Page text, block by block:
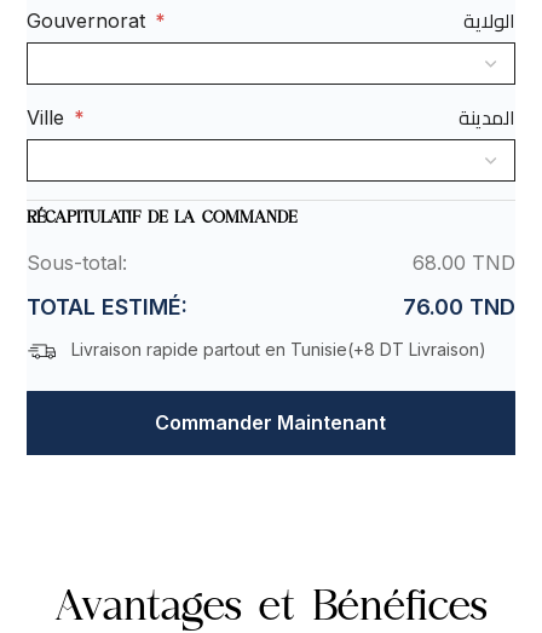
Gouvernorat * الولاية
Ville * المدينة
RÉCAPITULATIF DE LA COMMANDE
Sous-total: 68.00 TND
TOTAL ESTIMÉ: 76.00 TND
Livraison rapide partout en Tunisie(+8 DT Livraison)
Commander Maintenant
Avantages et Bénéfices